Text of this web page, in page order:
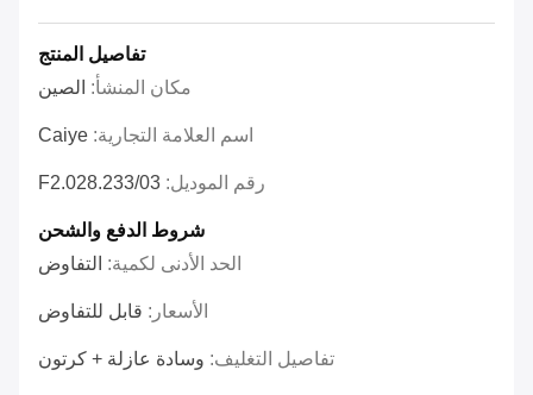
تفاصيل المنتج
مكان المنشأ: الصين
اسم العلامة التجارية: Caiye
رقم الموديل: F2.028.233/03
شروط الدفع والشحن
الحد الأدنى لكمية: التفاوض
الأسعار: قابل للتفاوض
تفاصيل التغليف: وسادة عازلة + كرتون